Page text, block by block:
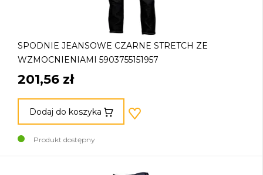
SPODNIE JEANSOWE CZARNE STRETCH ZE
WZMOCNIENIAMI 5903755151957
201,56 zł
Dodaj do koszyka
Produkt dostępny